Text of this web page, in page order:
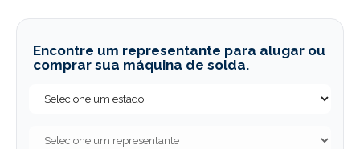
Encontre um representante para alugar ou
comprar sua máquina de solda.